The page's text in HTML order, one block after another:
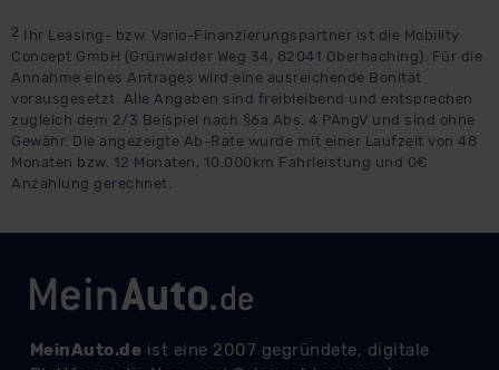
2 Ihr Leasing- bzw. Vario-Finanzierungspartner ist die Mobility
Concept GmbH (Grünwalder Weg 34, 82041 Oberhaching). Für die
Annahme eines Antrages wird eine ausreichende Bonität
vorausgesetzt. Alle Angaben sind freibleibend und entsprechen
zugleich dem 2/3 Beispiel nach §6a Abs. 4 PAngV und sind ohne
Gewähr. Die angezeigte Ab-Rate wurde mit einer Laufzeit von 48
Monaten bzw. 12 Monaten, 10.000km Fahrleistung und 0€
Anzahlung gerechnet.